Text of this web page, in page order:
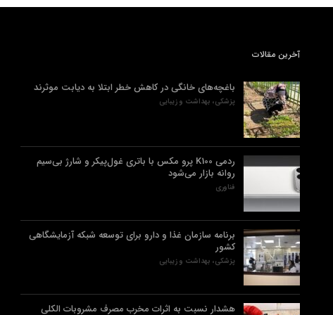
آخرین مقالات
باغچه‌های خانگی در کاهش خطر ابتلا به دیابت موثرند
پزشکی، بهداشت و زیبایی
ردمی K100 پرو مکس با باتری غول‌پیکر و شارژ بی‌سیم
روانه بازار می‌شود
فناوری
برنامه سازمان غذا و دارو برای توسعه شبکه آزمایشگاهی
کشور
پزشکی، بهداشت و زیبایی
هشدار نسبت به اثرات مخرب مصرف مشروبات الکلی